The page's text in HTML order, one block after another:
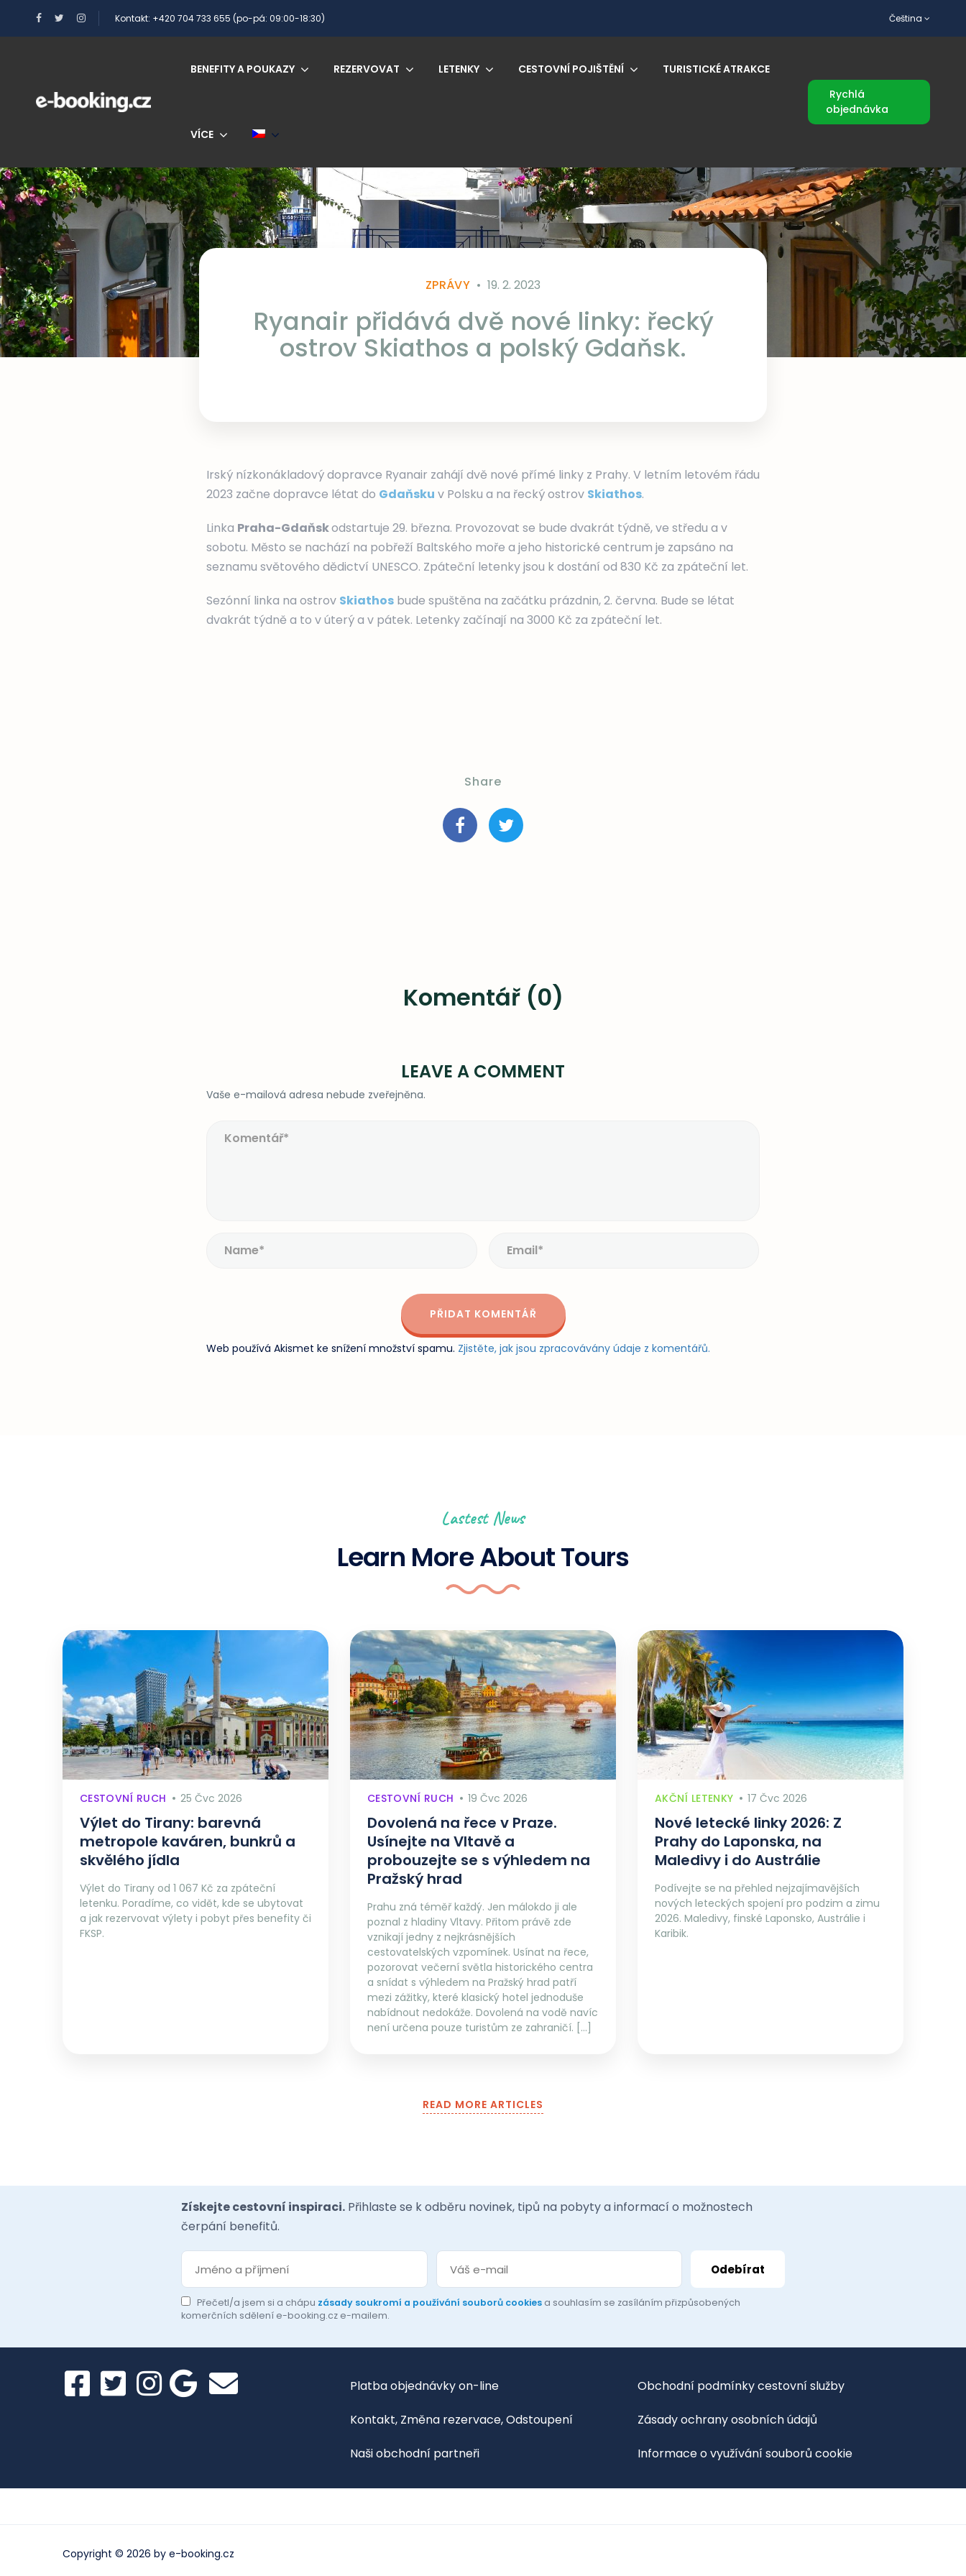
Kontakt: +420 704 733 655 (po-pá: 09:00-18:30) Čeština
BENEFITY A POUKAZY REZERVOVAT LETENKY CESTOVNÍ POJIŠTĚNÍ TURISTICKÉ ATRAKCE
VÍCE
Rychlá
objednávka
ZPRÁVY 19. 2. 2023
Ryanair přidává dvě nové linky: řecký
ostrov Skiathos a polský Gdaňsk.
Irský nízkonákladový dopravce Ryanair zahájí dvě nové přímé linky z Prahy. V letním letovém řádu
2023 začne dopravce létat do Gdaňsku v Polsku a na řecký ostrov Skiathos.
Linka Praha-Gdaňskodstartuje 29. března. Provozovat se bude dvakrát týdně, ve středu a v
sobotu. Město se nachází na pobřeží Baltského moře a jeho historické centrum je zapsáno na
seznamu světového dědictví UNESCO. Zpáteční letenky jsou k dostání od 830 Kč za zpáteční let.
Sezónní linka na ostrov Skiathos bude spuštěna na začátku prázdnin, 2. června. Bude se létat
dvakrát týdně a to v úterý a v pátek. Letenky začínají na 3000 Kč za zpáteční let.
Share
Komentář (0)
LEAVE A COMMENT
Vaše e-mailová adresa nebude zveřejněna.
Web používá Akismet ke snížení množství spamu. Zjistěte, jak jsou zpracovávány údaje z komentářů.
Lastest News
Learn More About Tours
CESTOVNÍ RUCH 25 Čvc 2026
Výlet do Tirany: barevná
metropole kaváren, bunkrů a
skvělého jídla
Výlet do Tirany od 1 067 Kč za zpáteční
letenku. Poradíme, co vidět, kde se ubytovat
a jak rezervovat výlety i pobyt přes benefity či
FKSP.
CESTOVNÍ RUCH 19 Čvc 2026
Dovolená na řece v Praze.
Usínejte na Vltavě a
probouzejte se s výhledem na
Pražský hrad
Prahu zná téměř každý. Jen málokdo ji ale
poznal z hladiny Vltavy. Přitom právě zde
vznikají jedny z nejkrásnějších
cestovatelských vzpomínek. Usínat na řece,
pozorovat večerní světla historického centra
a snídat s výhledem na Pražský hrad patří
mezi zážitky, které klasický hotel jednoduše
nabídnout nedokáže. Dovolená na vodě navíc
není určena pouze turistům ze zahraničí. […]
AKČNÍ LETENKY 17 Čvc 2026
Nové letecké linky 2026: Z
Prahy do Laponska, na
Maledivy i do Austrálie
Podívejte se na přehled nejzajímavějších
nových leteckých spojení pro podzim a zimu
2026. Maledivy, finské Laponsko, Austrálie i
Karibik.
READ MORE ARTICLES
Získejte cestovní inspiraci. Přihlaste se k odběru novinek, tipů na pobyty a informací o možnostech
čerpání benefitů.
Přečetl/a jsem si a chápu zásady soukromí a používání souborů cookies a souhlasím se zasíláním přizpůsobených
komerčních sdělení e-booking.cz e-mailem.
Platba objednávky on-line
Kontakt, Změna rezervace, Odstoupení
Naši obchodní partneři
Obchodní podmínky cestovní služby
Zásady ochrany osobních údajů
Informace o využívání souborů cookie
Copyright © 2026 by e-booking.cz